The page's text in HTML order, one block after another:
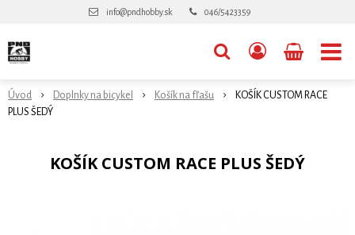
info@pndhobby.sk 046/5423359
Úvod Doplnky na bicykel Košík na fľašu
KOŠÍK CUSTOM RACE
PLUS ŠEDÝ
KOŠÍK CUSTOM RACE PLUS ŠEDÝ